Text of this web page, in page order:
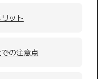
ット
の注意点